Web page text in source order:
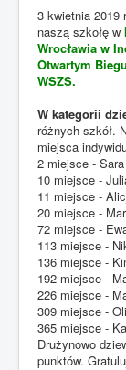
ŚWIETLICA
KRONIKA
3 kwietnia 2019
naszą szkołę w
Wrocławia w
Otwartym
WSZS.
W kategorii
różnych szkół.
miejsca
2 miejsce -
10 miejsce -
11 miejsce -
20 miejsce -
72 miejsce -
113 miejsce -
136 miejsce -
192 miejsce -
226 miejsce -
309 miejsce -
365 miejsce -
Drużynowo
punktów.